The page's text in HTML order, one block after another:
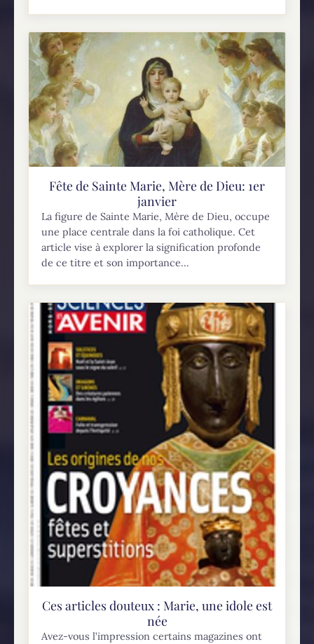
Fête de Sainte Marie, Mère de Dieu: 1er
janvier
La figure de Sainte Marie, Mère de Dieu, occupe
une place centrale dans la foi catholique. Cet
article vise à explorer la signification profonde
de ce titre et son importance...
Ces articles douteux : Marie, une idole est
née
Avez-vous l’impression certains magazines ont